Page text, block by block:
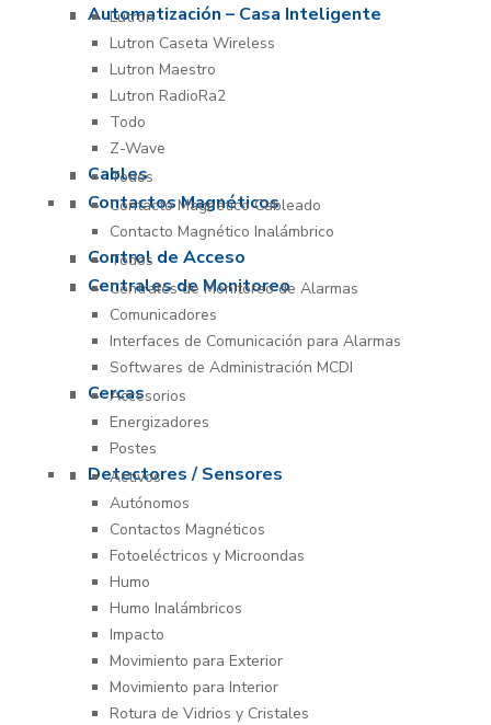
Automatización – Casa Inteligente
Lutron
Lutron Caseta Wireless
Lutron Maestro
Lutron RadioRa2
Todo
Z-Wave
Cables
Todos
Contactos Magnéticos
Contacto Magnético Cableado
Contacto Magnético Inalámbrico
Control de Acceso
Todos
Centrales de Monitoreo
Centrales de Monitoreo de Alarmas
Comunicadores
Interfaces de Comunicación para Alarmas
Softwares de Administración MCDI
Cercas
Accesorios
Energizadores
Postes
Detectores / Sensores
Activos
Autónomos
Contactos Magnéticos
Fotoeléctricos y Microondas
Humo
Humo Inalámbricos
Impacto
Movimiento para Exterior
Movimiento para Interior
Rotura de Vidrios y Cristales